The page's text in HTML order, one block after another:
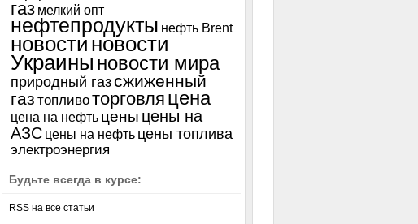
газ мелкий опт
нефтепродукты нефть Brent
новости новости
Украины новости мира
природный газсжиженный
газ топливоторговля цена
цена на нефть цены цены на
АЗС цены на нефть цены топлива
электроэнергия
Будьте всегда в курсе:
RSS на все статьи